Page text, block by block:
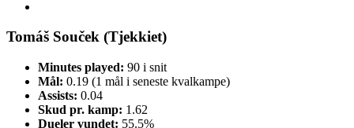
Tomáš Souček (Tjekkiet)
Minutes played: 90 i snit
Mål: 0.19 (1 mål i seneste kvalkampe)
Assists: 0.04
Skud pr. kamp: 1.62
Dueler vundet: 55.5%